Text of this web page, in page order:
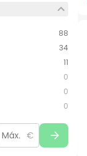
88
34
11
0
0
0
€